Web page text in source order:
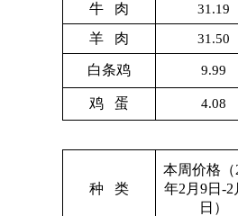
牛 肉 31.19
羊 肉 31.50
白条鸡 9.99
鸡 蛋 4.08
种 类
本周价格（
年2月9日-2
日）